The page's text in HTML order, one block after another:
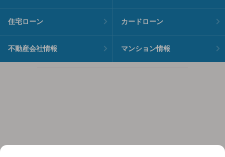
住宅ローン カードローン
不動産会社情報 マンション情報